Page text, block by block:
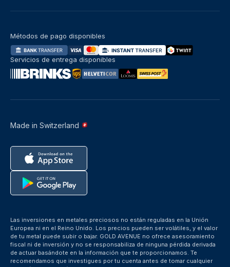
Made in Switzerland
Métodos de pago disponibles
Servicios de entrega disponibles
Las inversiones en metales preciosos no están reguladas en la Unión
Europea ni en el Reino Unido. Los precios pueden ser volátiles, y el valor
de tu metal puede subir o bajar. GOLD AVENUE no ofrece asesoramiento
fiscal ni de inversión y no se responsabiliza de ninguna pérdida derivada
de actuar basándote en la información que te proporcionamos. Te
recomendamos que investigues por tu cuenta antes de tomar cualquier